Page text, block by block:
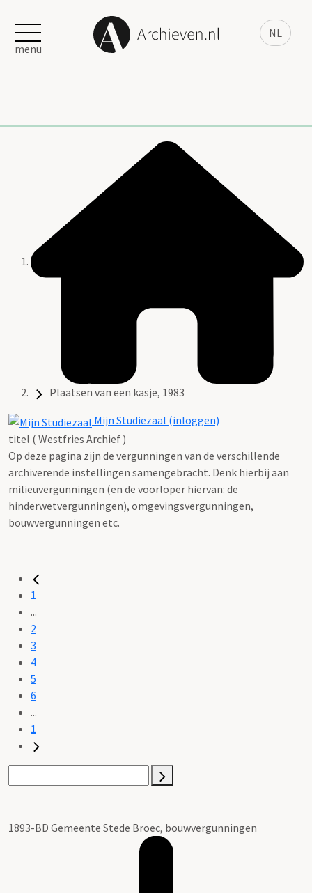
NL
menu
Plaatsen van een kasje, 1983
Mijn Studiezaal (inloggen)
titel ( Westfries Archief )
Op deze pagina zijn de vergunningen van de verschillende
archiverende instellingen samengebracht. Denk hierbij aan
milieuvergunningen (en de voorloper hiervan: de
hinderwetvergunningen), omgevingsvergunningen,
bouwvergunningen etc.
1
...
2
3
4
5
6
...
1
1893-BD Gemeente Stede Broec, bouwvergunningen